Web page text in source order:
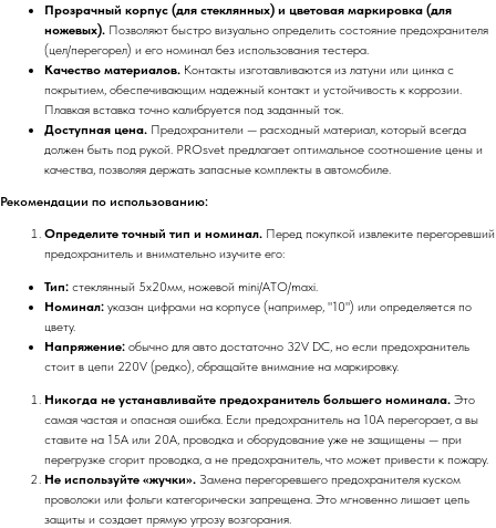
Прозрачный корпус (для стеклянных) и цветовая маркировка (для
ножевых). Позволяют быстро визуально определить состояние предохранителя
(цел/перегорел) и его номинал без использования тестера.
Качество материалов. Контакты изготавливаются из латуни или цинка с
покрытием, обеспечивающим надежный контакт и устойчивость к коррозии.
Плавкая вставка точно калибруется под заданный ток.
Доступная цена. Предохранители — расходный материал, который всегда
должен быть под рукой. PROsvet предлагает оптимальное соотношение цены и
качества, позволяя держать запасные комплекты в автомобиле.
Рекомендации по использованию:
Определите точный тип и номинал. Перед покупкой извлеките перегоревший
предохранитель и внимательно изучите его:
Тип: стеклянный 5x20мм, ножевой mini/ATO/maxi.
Номинал: указан цифрами на корпусе (например, "10") или определяется по
цвету.
Напряжение: обычно для авто достаточно 32V DC, но если предохранитель
стоит в цепи 220V (редко), обращайте внимание на маркировку.
Никогда не устанавливайте предохранитель большего номинала. Это
самая частая и опасная ошибка. Если предохранитель на 10А перегорает, а вы
ставите на 15А или 20А, проводка и оборудование уже не защищены — при
перегрузке сгорит проводка, а не предохранитель, что может привести к пожару.
Не используйте «жучки». Замена перегоревшего предохранителя куском
проволоки или фольги категорически запрещена. Это мгновенно лишает цепь
защиты и создает прямую угрозу возгорания.